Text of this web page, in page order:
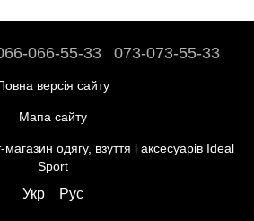
066-55-33 073-073-55-33
версія сайту
Мапа сайту
одягу, взуття і аксесуарів Ideal
Sport
Укр Рус